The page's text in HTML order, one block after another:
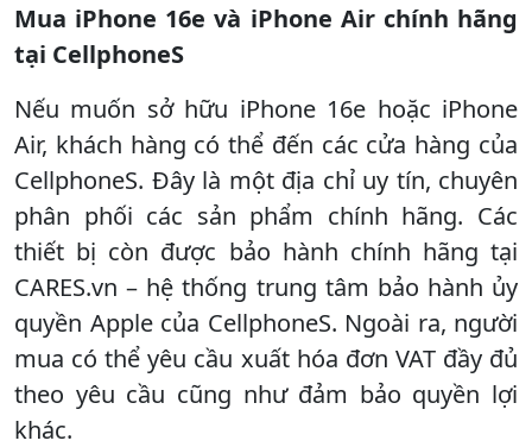
Mua iPhone 16e và iPhone Air chính hãng
tại CellphoneS
Nếu muốn sở hữu iPhone 16e hoặc iPhone
Air, khách hàng có thể đến các cửa hàng của
CellphoneS. Đây là một địa chỉ uy tín, chuyên
phân phối các sản phẩm chính hãng. Các
thiết bị còn được bảo hành chính hãng tại
CARES.vn – hệ thống trung tâm bảo hành ủy
quyền Apple của CellphoneS. Ngoài ra, người
mua có thể yêu cầu xuất hóa đơn VAT đầy đủ
theo yêu cầu cũng như đảm bảo quyền lợi
khác.